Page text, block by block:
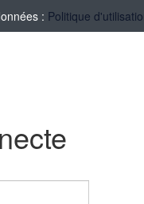
: Politique